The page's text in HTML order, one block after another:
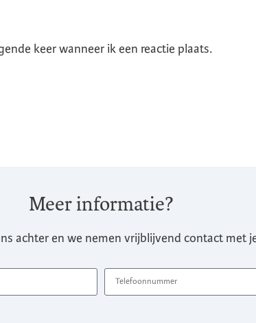
keer wanneer ik een reactie plaats.
Meer informatie?
achter en we nemen vrijblijvend contact met